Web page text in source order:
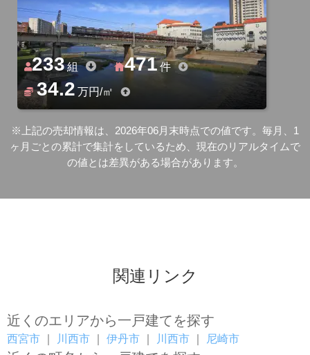
233組 471件
34.2万円/㎡
※上記の売却情報は、2026年06月末時点での値です。毎月、1
ヶ月ごとの累計で集計をしているため、現在のリアルタイムで
の値とは差異がある場合があります。
関連リンク
近くのエリアから一戸建てを探す
西宮市 川西市 伊丹市 川西市 尼崎市